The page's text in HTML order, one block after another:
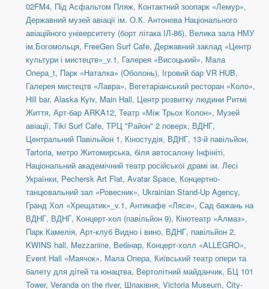
02FM4, Під Асфальтом Пляж, Контактний зоопарк «Лемур»,
Державний музей авіації ім. О.К. Антонова Національного
авіаційного університету (борт літака ІЛ-86), Велика зала НМУ
ім.Богомольця, FreeGen Surf Cafe, Державний заклад «Центр
культури і мистецтв»_v.1, Галерея «Висоцький», Мала
Опера_t, Парк «Наталка» (Оболонь), Ігровий бар VR HUB,
Галерея мистецтв «Лавра», Вегетаріанський ресторан «Коло»,
Hill bar, Alaska Kyiv, Main Hall, Центр розвитку людини Ритмі
Життя, Арт-бар ARKA12, Театр «Між Трьох Колон», Музей
авіації, Tiki Surf Cafe, ТРЦ "Район" 2 поверх, ВДНГ,
Центральний Павільйон 1, Кіностудія, ВДНГ, 13-й павільйон,
Tartoria, метро Житомирська, біля автосалону Інфініті,
Національний академічний театр російської драмі ім. Лесі
Українки, Pechersk Art Flat, Avatar Space, Концертно-
танцювальний зал «Ровесник», Ukrainian Stand-Up Agency,
Гранд Хол «Хрещатик»_v.1, Антикафе «Ляси», Сад бажань на
ВДНГ, ВДНГ, Концерт-хол (павільйон 9), Кінотеатр «Алмаз»,
Парк Камелія, Арт-клуб Видно і вино, ВДНГ, павільйон 2,
KWINS hall, Mezzanine, Вебінар, Концерт-холл «ALLEGRO»,
Event Hall «Маячок», Мала Опера, Київський театр опери та
балету для дітей та юнацтва, Вертолітний майданчик, БЦ 101
Tower, Veranda on the river, Шпаківня, Victoria Museum, City-